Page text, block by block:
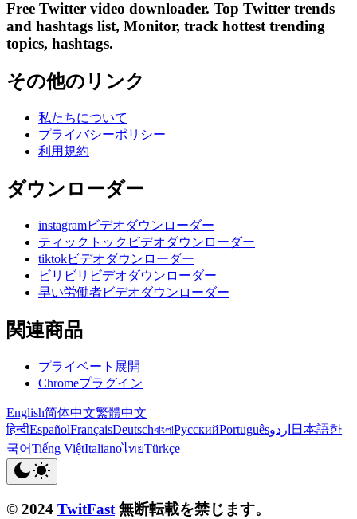
Free Twitter video downloader. Top Twitter trends
and hashtags list, Monitor, track hottest trending
topics, hashtags.
その他のリンク
私たちについて
プライバシーポリシー
利用規約
ダウンローダー
instagramビデオダウンローダー
ティックトックビデオダウンローダー
tiktokビデオダウンローダー
ビリビリビデオダウンローダー
早い労働者ビデオダウンローダー
関連商品
プライベート展開
Chromeプラグイン
English简体中文繁體中文
हिन्दीEspañolFrançaisDeutschবাংলাРусскийPortuguêsاردو 日本語한
국어Tiếng ViệtItalianoไทยTürkçe
© 2024 TwitFast 無断転載を禁じます。